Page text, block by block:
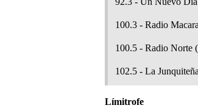
100.3 - Radio
100.5 - Radio Norte
102.5 - La
Límitrofe